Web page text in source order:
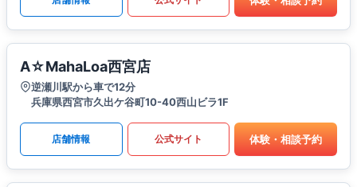
A☆MahaLoa西宮店
逆瀬川駅から車で12分
兵庫県西宮市久出ケ谷町10-40西山ビラ1F
店舗情報 公式サイト 体験・相談予約